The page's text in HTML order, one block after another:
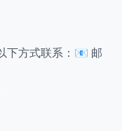
下方式联系：📧 邮